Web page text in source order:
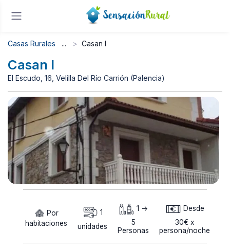
Casas Rurales Casan I
Casan I
El Escudo, 16, Velilla Del Río Carrión (Palencia)
Por
habitaciones
1
unidades
1 ->
5
Personas
Desde
30€ x
persona/noche